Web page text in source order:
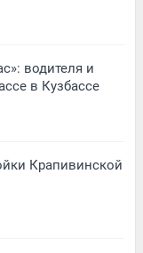
водителя и
в Кузбассе
Крапивинской